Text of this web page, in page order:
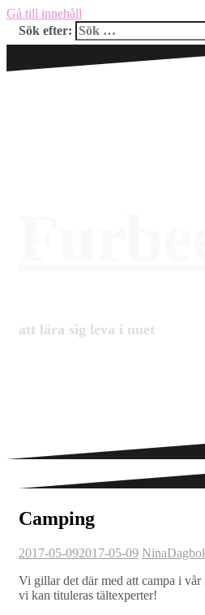
Gå till innehåll
Sök efter:
att lära sig leva i nuet
Camping
2017-05-092017-05-09 Nina
Vi gillar det där med att campa i
vi kan tituleras tältexperter!